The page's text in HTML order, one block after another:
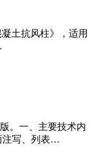
土抗风柱》，适用
。一、主要技术内
注写、列表…